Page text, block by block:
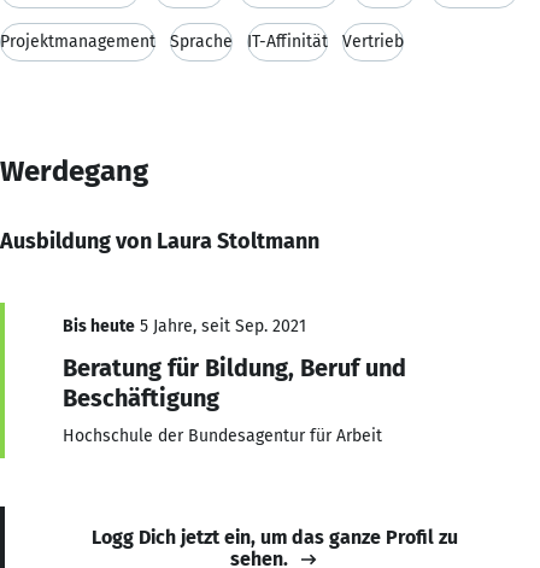
Projektmanagement Sprache IT-Affinität Vertrieb
Werdegang
Ausbildung von Laura Stoltmann
Bis heute 5 Jahre, seit Sep. 2021
Beratung für Bildung, Beruf und
Beschäftigung
Hochschule der Bundesagentur für Arbeit
Logg Dich jetzt ein, um das ganze Profil zu
sehen.